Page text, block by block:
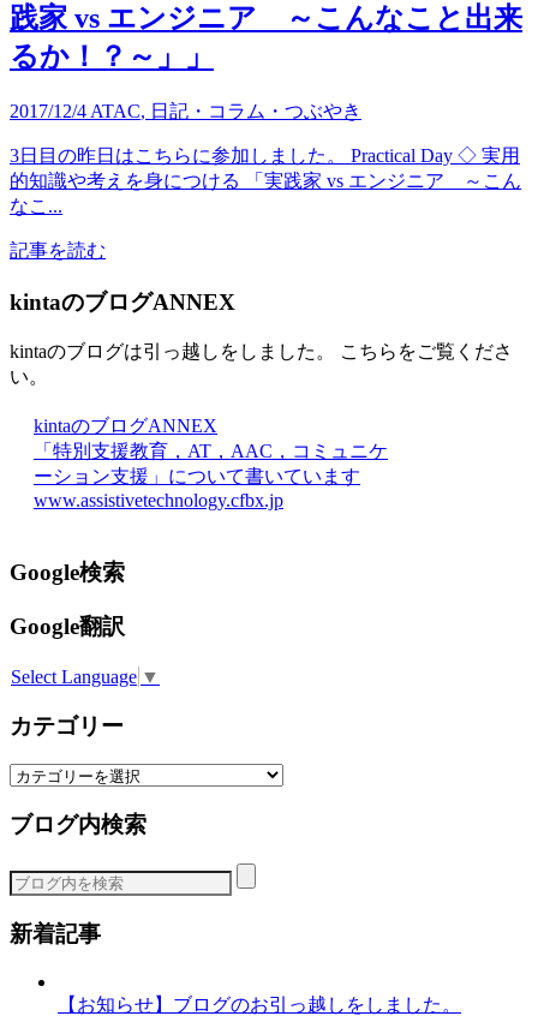
践家 vs エンジニア ～こんなこと出来
るか！？～」」
2017/12/4 ATAC, 日記・コラム・つぶやき
3日目の昨日はこちらに参加しました。 Practical Day ◇ 実用
的知識や考えを身につける 「実践家 vs エンジニア ～こん
なこ...
記事を読む
kintaのブログANNEX
kintaのブログは引っ越しをしました。 こちらをご覧くださ
い。
kintaのブログANNEX
「特別支援教育，AT，AAC，コミュニケ
ーション支援」について書いています
www.assistivetechnology.cfbx.jp
Google検索
Google翻訳
Select Language ▼
カテゴリー
カ
ゴ
ー
ブログ内検索
新着記事
【お知らせ】ブログのお引っ越しをしました。